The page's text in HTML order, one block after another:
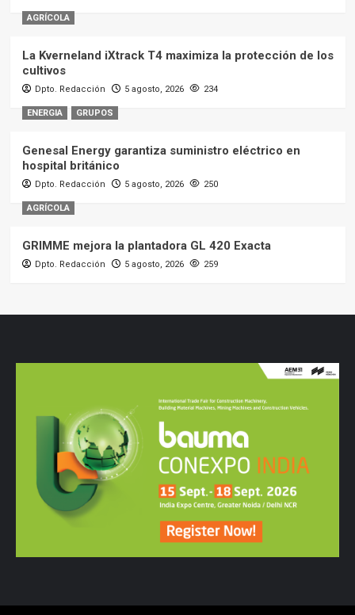
AGRÍCOLA
La Kverneland iXtrack T4 maximiza la protección de los
cultivos
Dpto. Redacción 5 agosto, 2026 234
ENERGIA GRUPOS
Genesal Energy garantiza suministro eléctrico en
hospital británico
Dpto. Redacción 5 agosto, 2026 250
AGRÍCOLA
GRIMME mejora la plantadora GL 420 Exacta
Dpto. Redacción 5 agosto, 2026 259